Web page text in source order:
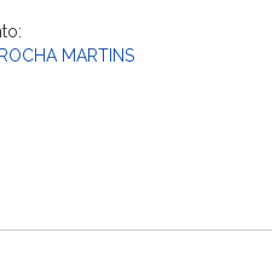
MARTINS